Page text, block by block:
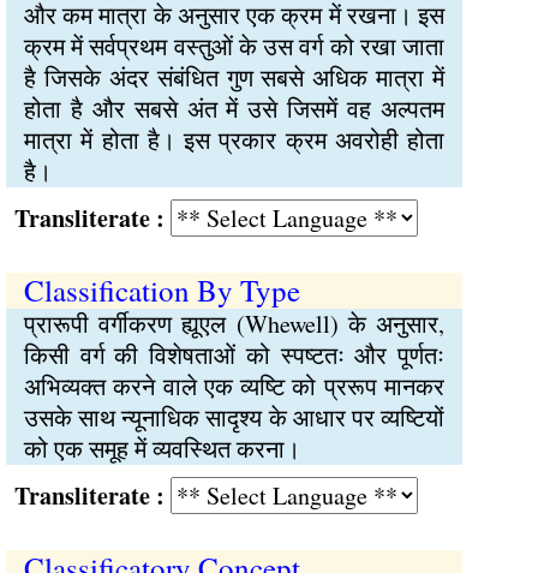
और कम मात्रा के अनुसार एक क्रम में रखना। इस
क्रम में सर्वप्रथम वस्तुओं के उस वर्ग को रखा जाता
है जिसके अंदर संबंधित गुण सबसे अधिक मात्रा में
होता है और सबसे अंत में उसे जिसमें वह अल्पतम
मात्रा में होता है। इस प्रकार क्रम अवरोही होता
है।
:
Classification By Type
प्रारूपी वर्गीकरण ह्यूएल (Whewell) के अनुसार,
किसी वर्ग की विशेषताओं को स्पष्टतः और पूर्णतः
अभिव्यक्त करने वाले एक व्यष्टि को प्ररूप मानकर
उसके साथ न्यूनाधिक सादृश्य के आधार पर व्यष्टियों
को एक समूह में व्यवस्थित करना।
: